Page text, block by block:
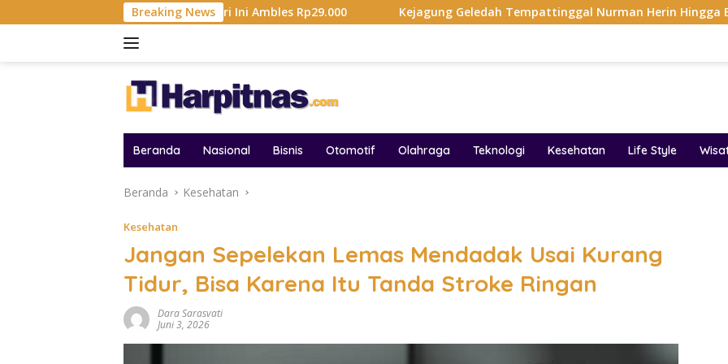
ke
Breaking News
Melesat Tinggi, Hari Ini Ambles Rp29.000 Kejagung Geledah Tempattinggal Nurman Herin Hingga Bandung,
Beranda Nasional Bisnis Otomotif Olahraga Teknologi Kesehatan Life Style
Beranda Kesehatan
Kesehatan
Jangan Sepelekan Lemas Mendadak Usai Kurang
Tidur, Bisa Karena Itu Tanda Stroke Ringan
Dara Sarasvati
Juni 3, 2026